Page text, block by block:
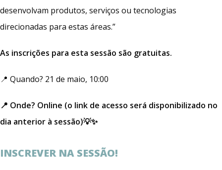
desenvolvam produtos, serviços ou tecnologias
direcionadas para estas áreas.”
As inscrições para esta sessão são gratuitas.
📍 Quando? 21 de maio, 10:00
📍 Onde? Online (o link de acesso será disponibilizado no
dia anterior à sessão)💡✨
INSCREVER NA SESSÃO!